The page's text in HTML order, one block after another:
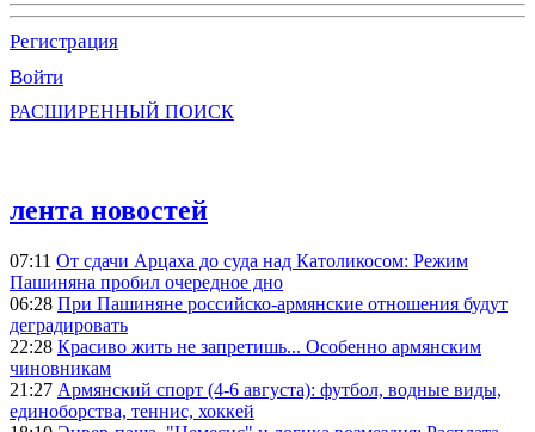
Регистрация
Войти
РАСШИРЕННЫЙ ПОИСК
лента новостей
07:11 От сдачи Арцаха до суда над Католикосом: Режим
Пашиняна пробил очередное дно
06:28 При Пашиняне российско-армянские отношения будут
деградировать
22:28 Красиво жить не запретишь... Особенно армянским
чиновникам
21:27 Армянский спорт (4-6 августа): футбол, водные виды,
единоборства, теннис, хоккей